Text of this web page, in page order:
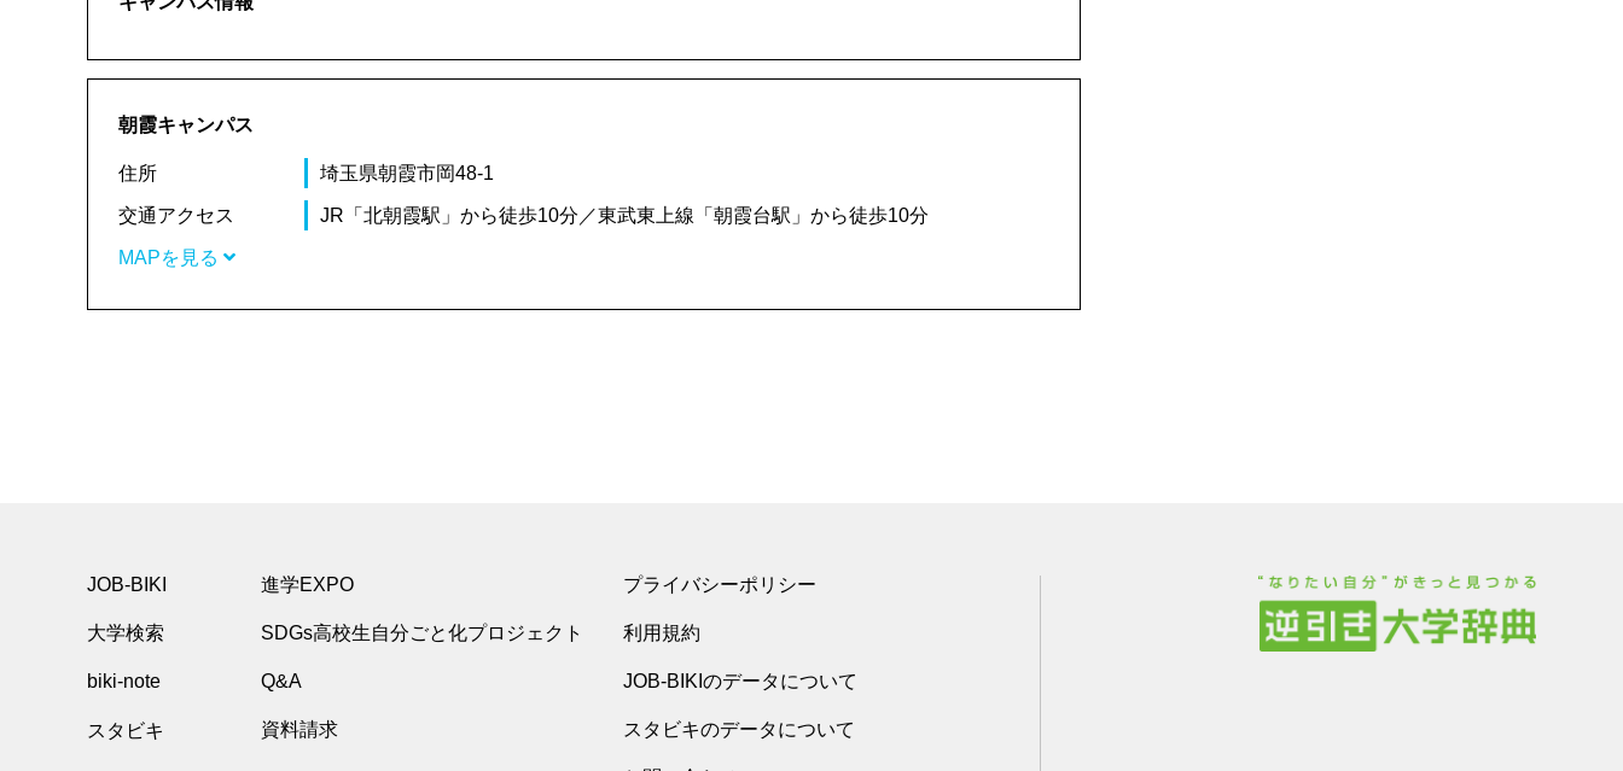
朝霞キャンパス
住所 埼玉県朝霞市岡48-1
交通アクセス JR「北朝霞駅」から徒歩10分／東武東上線「朝霞台駅」から徒歩10分
MAPを見る
JOB-BIKI
大学検索
biki-note
スタビキ
進学EXPO
SDGs高校生自分ごと化プロジェクト
Q&A
資料請求
プライバシーポリシー
利用規約
JOB-BIKIのデータについて
スタビキのデータについて